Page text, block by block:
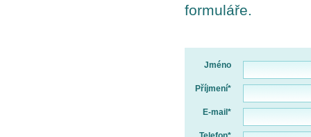
formuláře.
Jméno
Příjmení*
E-mail*